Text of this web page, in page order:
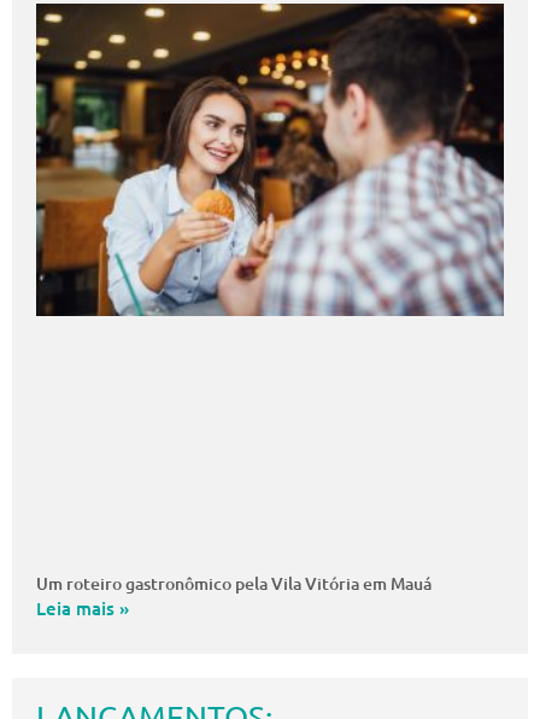
Um roteiro gastronômico pela Vila Vitória em Mauá
Leia mais »